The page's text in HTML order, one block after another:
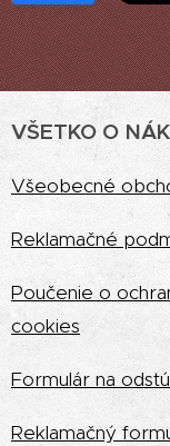
VŠETKO O
Všeobecné
Reklamačné
Poučenie o
cookies
Formulár na
Reklamačný